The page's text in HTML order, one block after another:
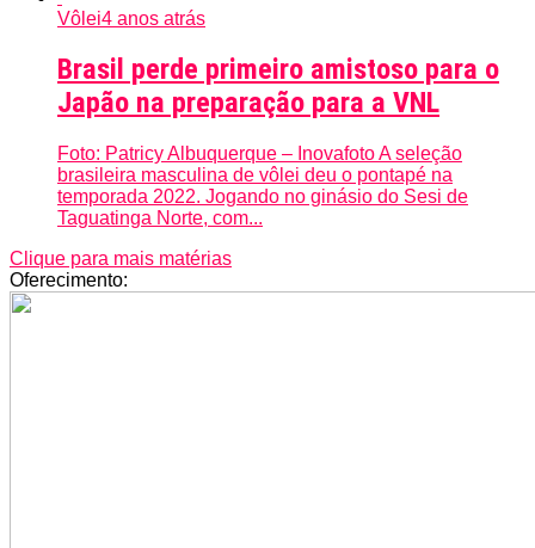
Vôlei4 anos atrás
Brasil perde primeiro amistoso para o
Japão na preparação para a VNL
Foto: Patricy Albuquerque – Inovafoto A seleção
brasileira masculina de vôlei deu o pontapé na
temporada 2022. Jogando no ginásio do Sesi de
Taguatinga Norte, com...
Clique para mais matérias
Oferecimento: